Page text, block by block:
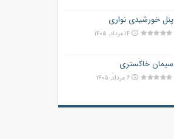
پنل خورشیدی نواری
۱۴ مرداد, ۱۴۰۵
سیمان خاکستری
۶ مرداد, ۱۴۰۵